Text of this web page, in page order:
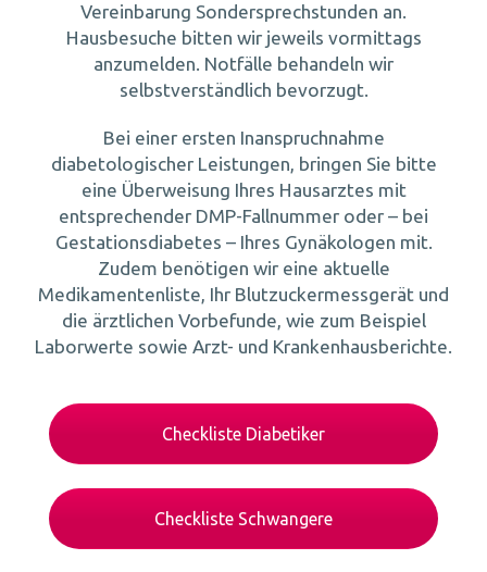
Vereinbarung Sondersprechstunden an.
Hausbesuche bitten wir jeweils vormittags
anzumelden. Notfälle behandeln wir
selbstverständlich bevorzugt.
Bei einer ersten Inanspruchnahme
diabetologischer Leistungen, bringen Sie bitte
eine Überweisung Ihres Hausarztes mit
entsprechender DMP-Fallnummer oder – bei
Gestationsdiabetes – Ihres Gynäkologen mit.
Zudem benötigen wir eine aktuelle
Medikamentenliste, Ihr Blutzuckermessgerät und
die ärztlichen Vorbefunde, wie zum Beispiel
Laborwerte sowie Arzt- und Krankenhausberichte.
Checkliste Diabetiker
Checkliste Schwangere